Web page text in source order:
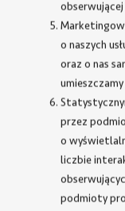
o naszych
oraz o nas
przez
o
liczbie
podmioty